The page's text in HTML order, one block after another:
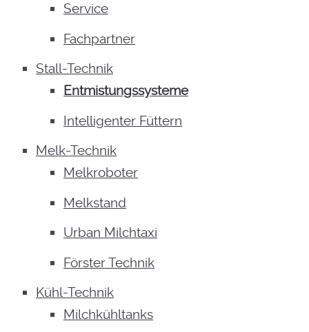
Service
Fachpartner
Stall-Technik
Entmistungssysteme
Intelligenter Füttern
Melk-Technik
Melkroboter
Melkstand
Urban Milchtaxi
Förster Technik
Kühl-Technik
Milchkühltanks